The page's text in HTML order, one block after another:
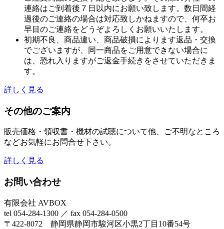
連絡はご到着後７日以内にお願い致します。数日間経
過後のご連絡の場合は対応致しかねますので、何卒お
早目のご連絡をどうぞよろしくお願いいたします。
初期不良、商品違い、商品破損によります返品・交換
でございますが、同一商品をご用意できない場合に
は、恐れ入りますがご返金手続きをさせていただきま
す。
詳しく見る
その他のご案内
販売価格・領収書・機材の試聴について他、ご不明なところ
などお気軽にお問合せ下さい。
詳しく見る
お問い合わせ
有限会社 AVBOX
tel 054-284-1300 ／ fax 054-284-0500
〒422-8072 静岡県静岡市駿河区小黒2丁目10番54号